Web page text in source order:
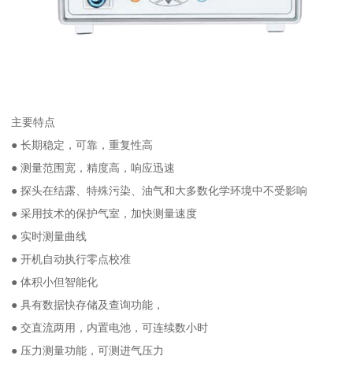
主要特点
● 长期稳定，可靠，重复性高
● 测量范围宽，精度高，响应迅速
● 探头在结露、特殊污染、油气和大多数化学环境中不受影响
● 采用技术的保护气室，加快测量速度
● 实时测量曲线
● 开机自动执行零点校准
● 体积小但智能化
● 具有数据快存储及查询功能，
● 交直流两用，内置电池，可连续数小时
● 压力测量功能，可测进气压力